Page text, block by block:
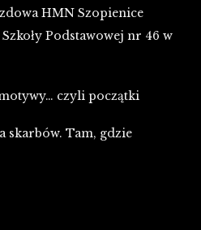
HMN Szopienice
Podstawowej nr 46 w
czyli początki
skarbów. Tam, gdzie